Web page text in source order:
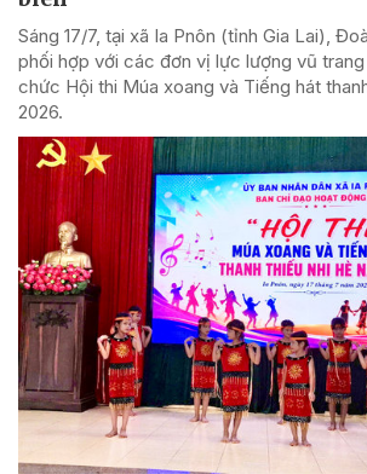
Sáng 17/7, tại xã Ia Pnôn (tỉnh Gia Lai),
phối hợp với các đơn vị lực lượng vũ
chức Hội thi Múa xoang và Tiếng hát
2026.